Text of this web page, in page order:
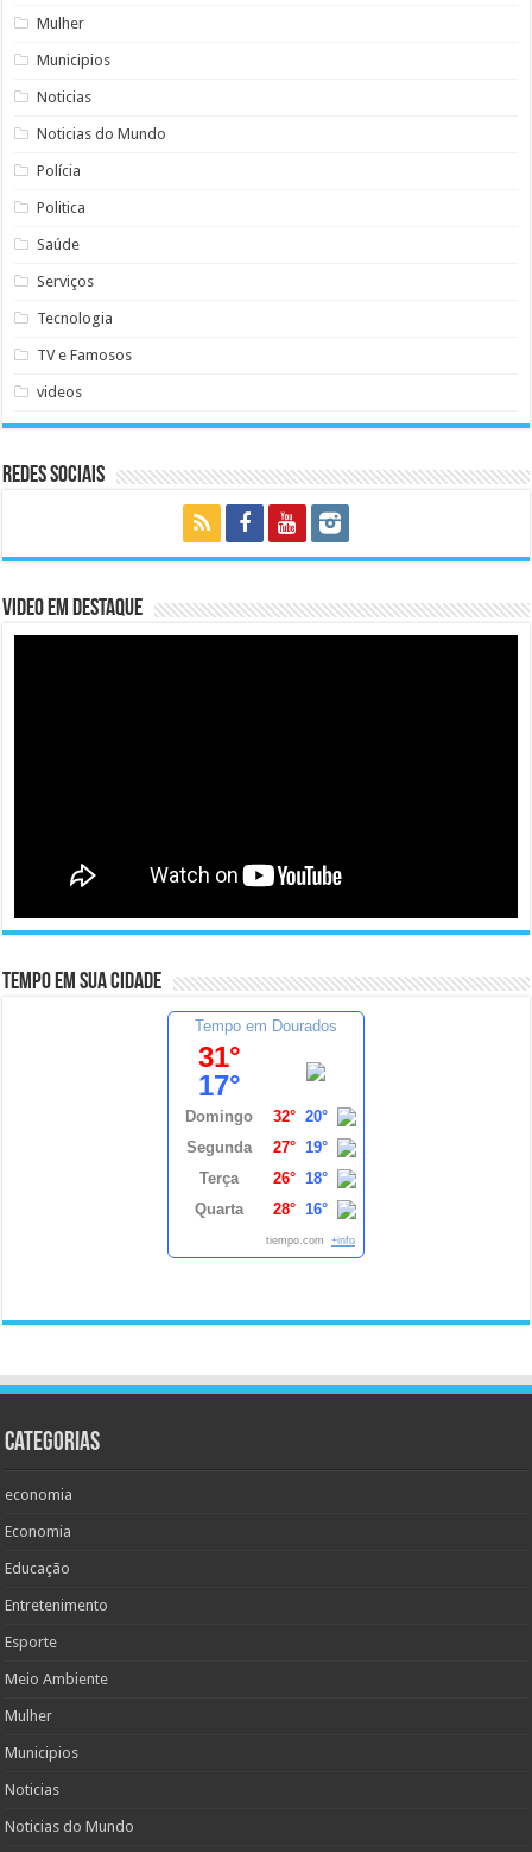
Mulher
Municipios
Noticias
Noticias do Mundo
Polícia
Politica
Saúde
Serviços
Tecnologia
TV e Famosos
videos
Redes Sociais
Video em Destaque
Tempo em sua cidade
Tempo em Dourados
31°
17°
Domingo 32° 20°
Segunda
27°
19°
Terça
26°
18°
Quarta
28° 16°
tiempo.com +info
Categorias
economia
Economia
Educação
Entretenimento
Esporte
Meio Ambiente
Mulher
Municipios
Noticias
Noticias do Mundo